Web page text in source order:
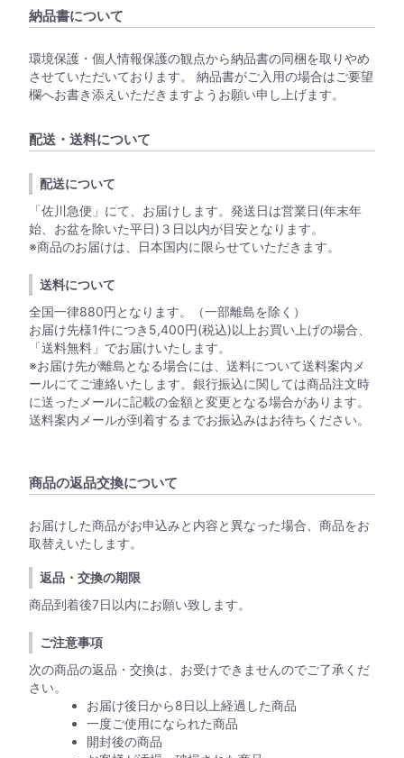
納品書について
環境保護・個人情報保護の観点から納品書の同梱を取りやめ
させていただいております。 納品書がご入用の場合はご要望
欄へお書き添えいただきますようお願い申し上げます。
配送・送料について
配送について
「佐川急便」にて、お届けします。発送日は営業日(年末年
始、お盆を除いた平日)３日以内が目安となります。
※商品のお届けは、日本国内に限らせていただきます。
送料について
全国一律880円となります。（一部離島を除く）
お届け先様1件につき5,400円(税込)以上お買い上げの場合、
「送料無料」でお届けいたします。
※お届け先が離島となる場合には、送料について送料案内メ
ールにてご連絡いたします。銀行振込に関しては商品注文時
に送ったメールに記載の金額と変更となる場合があります。
送料案内メールが到着するまでお振込みはお待ちください。
商品の返品交換について
お届けした商品がお申込みと内容と異なった場合、商品をお
取替えいたします。
返品・交換の期限
商品到着後7日以内にお願い致します。
ご注意事項
次の商品の返品・交換は、お受けできませんのでご了承くだ
さい。
お届け後日から8日以上経過した商品
一度ご使用になられた商品
開封後の商品